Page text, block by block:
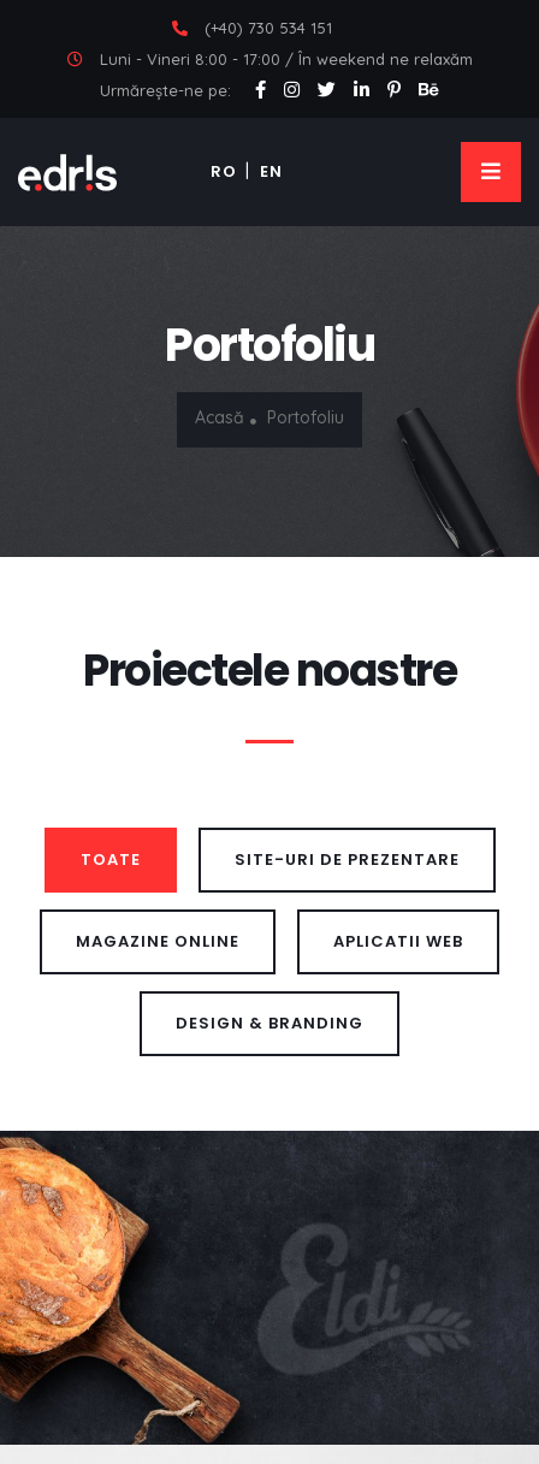
(+40) 730 534 151
Luni - Vineri 8:00 - 17:00 / În weekend ne relaxăm
Urmărește-ne pe:
RO EN
Portofoliu
Acasă Portofoliu
Proiectele noastre
TOATE SITE-URI DE PREZENTARE
MAGAZINE ONLINE APLICATII WEB
DESIGN & BRANDING